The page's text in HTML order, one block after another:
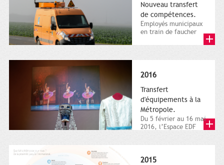
Nouveau transfert
de compétences.
Employés municipaux
en train de faucher
2016
Transfert
d'équipements à la
Métropole.
Du 5 février au 16 mai
2016, l’Espace EDF
2015